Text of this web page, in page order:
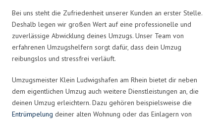
Bei uns steht die Zufriedenheit unserer Kunden an erster Stelle.
Deshalb legen wir großen Wert auf eine professionelle und
zuverlässige Abwicklung deines Umzugs. Unser Team von
erfahrenen Umzugshelfern sorgt dafür, dass dein Umzug
reibungslos und stressfrei verläuft.
Umzugsmeister Klein Ludwigshafen am Rhein bietet dir neben
dem eigentlichen Umzug auch weitere Dienstleistungen an, die
deinen Umzug erleichtern. Dazu gehören beispielsweise die
Entrümpelung deiner alten Wohnung oder das Einlagern von